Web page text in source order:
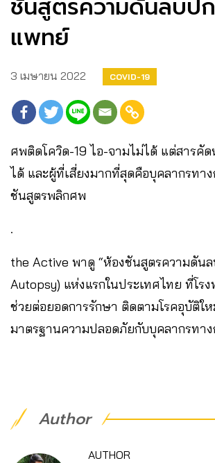
ชันสูตรความดันลบป
แพทย์
3 เมษายน 2022 COVID-19
ศพติดโควิด-19 ไอ-จามไม่ได้ แต่สารคัด
ได้ และผู้ที่เสี่ยงมากที่สุดคือบุคลากรทา
ชันสูตรพลิกศพ
.
the Active พาดู “ห้องชันสูตรความดันล
Autopsy) แห่งแรกในประเทศไทย ที่โร
ช่วยต่อยอดการรักษา ติดตามโรคอุบัติใ
มาตรฐานความปลอดภัยกับบุคลากรทา
Author
AUTHOR